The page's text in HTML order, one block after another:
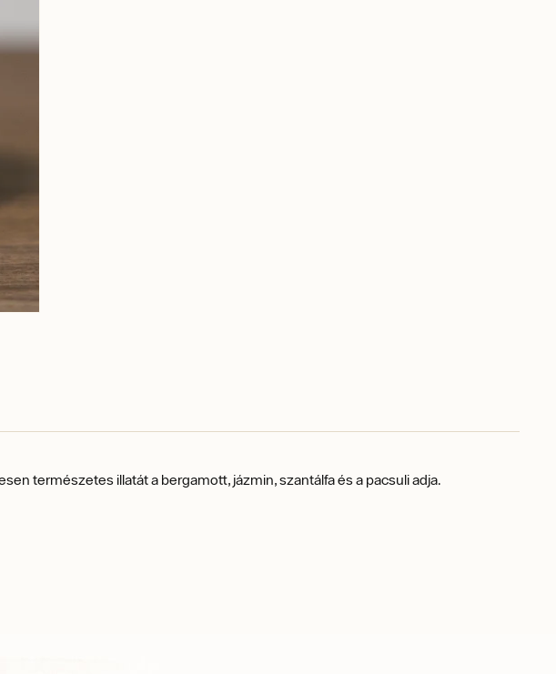
természetes illatát a bergamott, jázmin, szantálfa és a pacsuli adja.